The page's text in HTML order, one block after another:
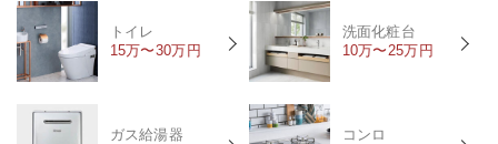
トイレ
15万〜30万円
洗面化粧台
10万〜25万円
ガス給湯器
コンロ